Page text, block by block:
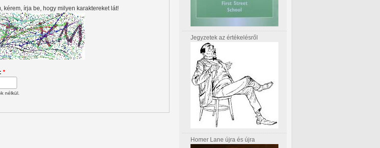
kérem, írja be, hogy milyen karaktereket lát!
*
nélkül.
Jegyzetek az értékelésről
Homer Lane újra és újra